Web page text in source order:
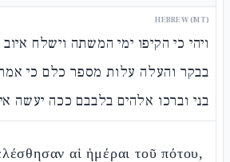
HEBREW (MT)
ויהי כי הקיפו ימי המשתה וישלח
בבקר והעלה עלות מספר כלם כי אמר
בני וברכו אלהים בלבבם ככה יעשה
αἱ ἡμέραι τοῦ πότου,